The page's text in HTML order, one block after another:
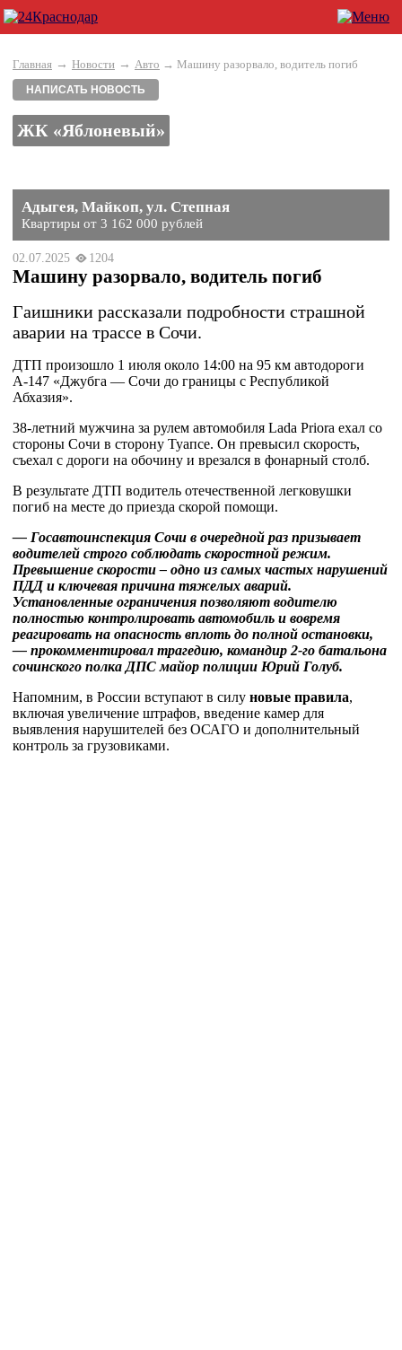
Главная → Новости → Авто → Машину разорвало, водитель погиб
НАПИСАТЬ НОВОСТЬ
ЖК «Яблоневый»
Адыгея, Майкоп, ул. Степная
Квартиры от 3 162 000 рублей
02.07.2025 1204
Машину разорвало, водитель погиб
Гаишники рассказали подробности страшной
аварии на трассе в Сочи.
ДТП произошло 1 июля около 14:00 на 95 км автодороги
А-147 «Джубга — Сочи до границы с Республикой
Абхазия».
38-летний мужчина за рулем автомобиля Lada Priora ехал со
стороны Сочи в сторону Туапсе. Он превысил скорость,
съехал с дороги на обочину и врезался в фонарный столб.
В результате ДТП водитель отечественной легковушки
погиб на месте до приезда скорой помощи.
— Госавтоинспекция Сочи в очередной раз призывает
водителей строго соблюдать скоростной режим.
Превышение скорости – одно из самых частых нарушений
ПДД и ключевая причина тяжелых аварий.
Установленные ограничения позволяют водителю
полностью контролировать автомобиль и вовремя
реагировать на опасность вплоть до полной остановки,
— прокомментировал трагедию, командир 2-го батальона
сочинского полка ДПС майор полиции Юрий Голуб.
Напомним, в России вступают в силу новые правила,
включая увеличение штрафов, введение камер для
выявления нарушителей без ОСАГО и дополнительный
контроль за грузовиками.